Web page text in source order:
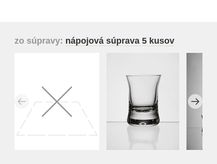
zo súpravy: nápojová súprava 5 kusov